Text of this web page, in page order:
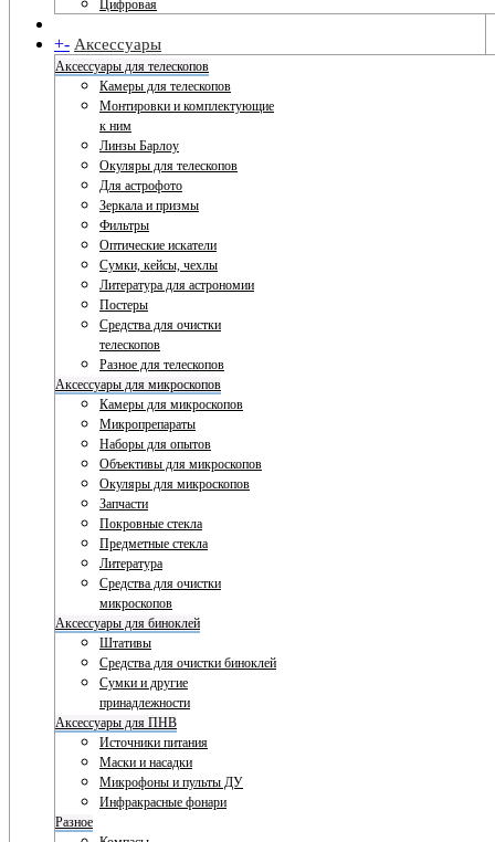
Цифровая
+- Аксессуары
Аксессуары для телескопов
Камеры для телескопов
Монтировки и комплектующие
к ним
Линзы Барлоу
Окуляры для телескопов
Для астрофото
Зеркала и призмы
Фильтры
Оптические искатели
Сумки, кейсы, чехлы
Литература для астрономии
Постеры
Средства для очистки
телескопов
Разное для телескопов
Аксессуары для микроскопов
Камеры для микроскопов
Микропрепараты
Наборы для опытов
Объективы для микроскопов
Окуляры для микроскопов
Запчасти
Покровные стекла
Предметные стекла
Литература
Средства для очистки
микроскопов
Аксессуары для биноклей
Штативы
Средства для очистки биноклей
Сумки и другие
принадлежности
Аксессуары для ПНВ
Источники питания
Маски и насадки
Микрофоны и пульты ДУ
Инфракрасные фонари
Разное